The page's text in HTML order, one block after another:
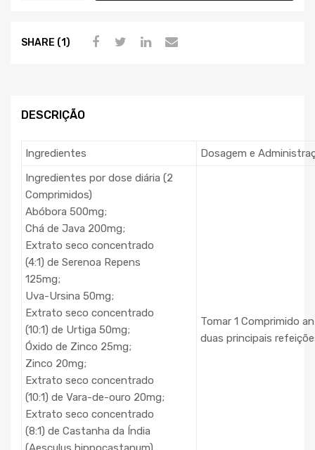
SHARE (1)
DESCRIÇÃO
Ingredientes
Dosagem e
Ingredientes por dose diária (2
Comprimidos)
Abóbora 500mg;
Chá de Java 200mg;
Extrato seco concentrado
(4:1) de Serenoa Repens
125mg;
Uva-Ursina 50mg;
Extrato seco concentrado
(10:1) de Urtiga 50mg;
Óxido de Zinco 25mg;
Zinco 20mg;
Extrato seco concentrado
(10:1) de Vara-de-ouro 20mg;
Extrato seco concentrado
(8:1) de Castanha da Índia
Tomar 1 Comprimido
duas principais